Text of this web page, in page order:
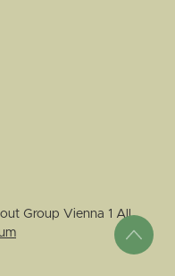
Group Vienna 1 All